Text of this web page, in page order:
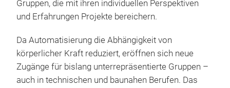
Gruppen, die mit ihren individuellen Perspektiven
und Erfahrungen Projekte bereichern.
Da Automatisierung die Abhängigkeit von
körperlicher Kraft reduziert, eröffnen sich neue
Zugänge für bislang unterrepräsentierte Gruppen –
auch in technischen und baunahen Berufen. Das